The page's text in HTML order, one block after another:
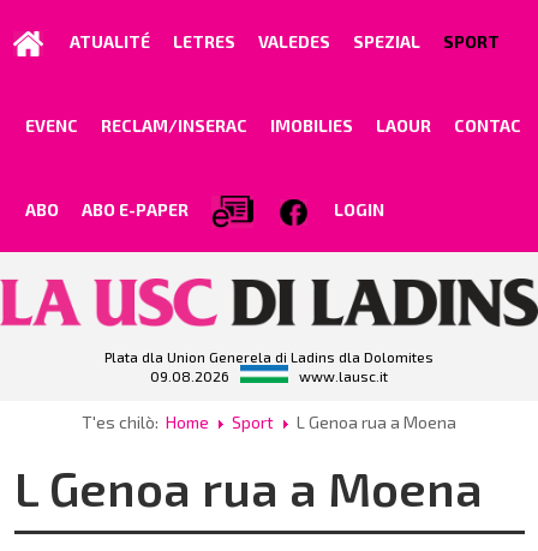
ATUALITÉ LETRES VALEDES SPEZIAL SPORT
EVENC RECLAM/INSERAC IMOBILIES LAOUR CONTAC
ABO ABO E-PAPER LOGIN
Plata dla Union Generela di Ladins dla Dolomites
09.08.2026
www.lausc.it
T'es chilò: Home Sport L Genoa rua a Moena
L Genoa rua a Moena